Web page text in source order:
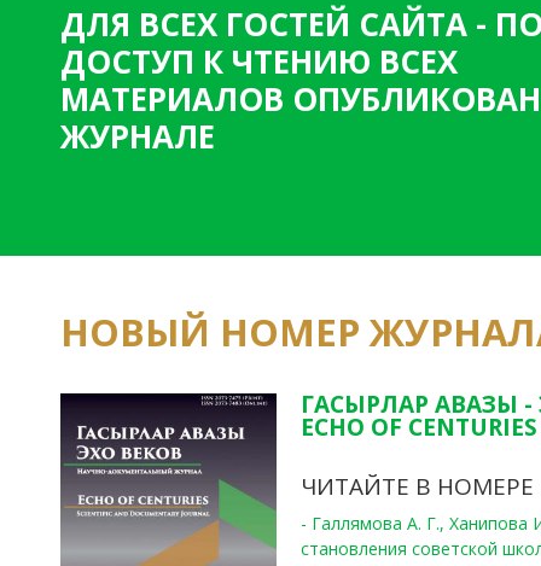
ДЛЯ ВСЕХ ГОСТЕЙ САЙТА -
ДОСТУП К ЧТЕНИЮ ВСЕХ
МАТЕРИАЛОВ
ЖУРНАЛЕ
НОВЫЙ НОМЕР
ГАСЫРЛАР АВАЗЫ -
ECHO OF
ЧИТАЙТЕ В НОМЕРЕ
- Галлямова А. Г.,
становления советской